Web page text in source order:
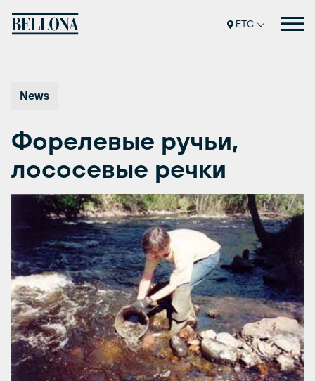
ETC
News
Форелевые ручьи,
лососевые речки